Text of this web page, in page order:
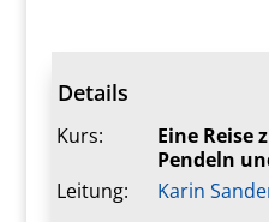
Details
Kurs:
Eine Reise
Pendeln
Leitung:
Karin